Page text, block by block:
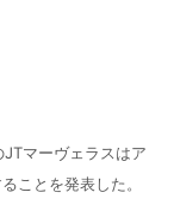
JTマーヴェラスはア
ことを発表した。